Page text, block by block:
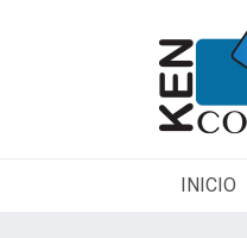
INICIO